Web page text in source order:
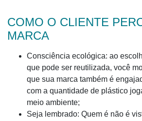
COMO O CLIENTE
MARCA
Consciência ecológica: ao
que pode ser reutilizada, você
que sua marca também é
com a quantidade de plástico
meio ambiente;
Seja lembrado: Quem é não é